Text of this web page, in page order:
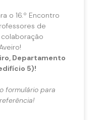
o 16.º Encontro
de
Departamento
5)!
formulário para